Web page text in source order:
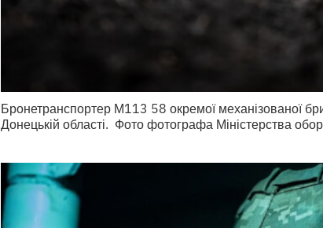
Бронетранспортер М113 58 окремої механізованої
Донецькій області. Фото фотографа Міністерства